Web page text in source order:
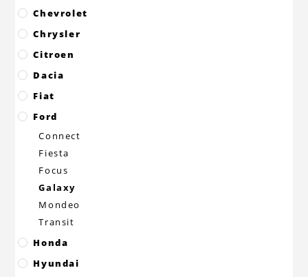
Chevrolet
Chrysler
Citroen
Dacia
Fiat
Ford
Connect
Fiesta
Focus
Galaxy
Mondeo
Transit
Honda
Hyundai